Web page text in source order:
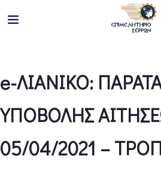
e-ΛΙΑΝΙΚΟ:
ΥΠΟΒΟΛΗΣ
05/04/2021 –